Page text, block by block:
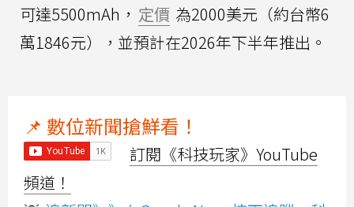
可達5500mAh， 定價 為2000美元（約台幣6
萬1846元），並預計在2026年下半年推出。
📌 數位新聞搶鮮看！
訂閱《科技玩家》YouTube
頻道！